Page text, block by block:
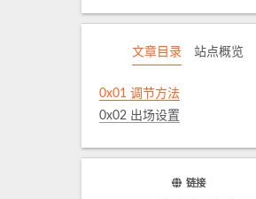
文章目录 站点概览
0x01 调节方法
0x02 出场设置
链接